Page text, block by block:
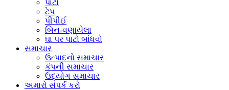
પાટો
ટેપ
પીપીઈ
બિન-વણાયેલા
ઘા પર પાટો બાંધવો
સમાચાર
ઉત્પાદનો સમાચાર
કંપની સમાચાર
ઉદ્યોગ સમાચાર
અમારો સંપર્ક કરો